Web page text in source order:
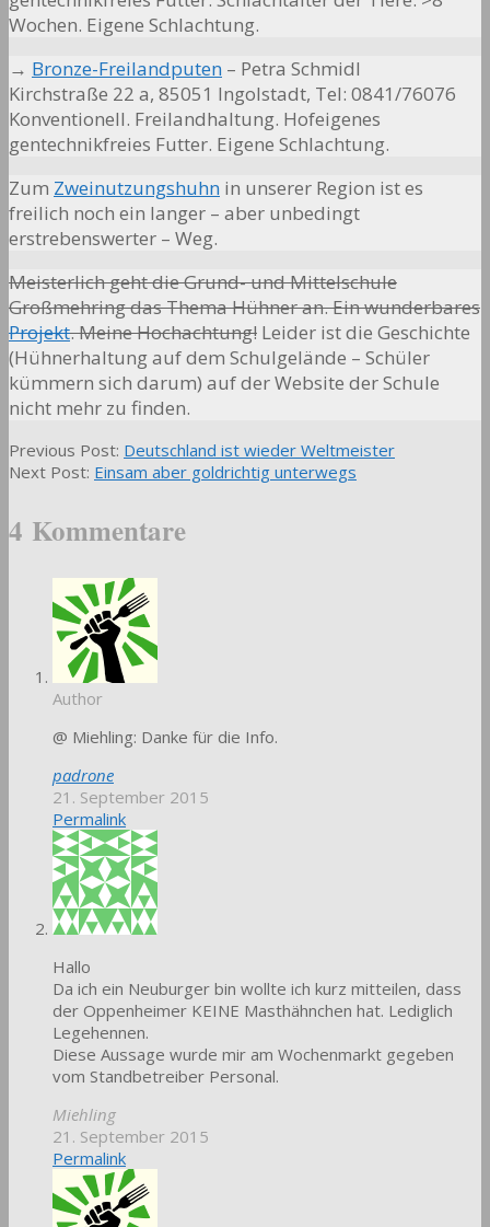
Wochen. Eigene Schlachtung.
→ Bronze-Freilandputen – Petra Schmidl
Kirchstraße 22 a, 85051 Ingolstadt, Tel: 0841/76076
Konventionell. Freilandhaltung. Hofeigenes
gentechnikfreies Futter. Eigene Schlachtung.
Zum Zweinutzungshuhn in unserer Region ist es
freilich noch ein langer – aber unbedingt
erstrebenswerter – Weg.
Meisterlich geht die Grund- und Mittelschule
Großmehring das Thema Hühner an. Ein wunderbares
Projekt. Meine Hochachtung! Leider ist die Geschichte
(Hühnerhaltung auf dem Schulgelände – Schüler
kümmern sich darum) auf der Website der Schule
nicht mehr zu finden.
2014-
07-
Previous Post: Deutschland ist wieder Weltmeister
Next Post: Einsam aber goldrichtig unterwegs
4 Kommentare
Author
@ Miehling: Danke für die Info.
padrone
21. September 2015
Permalink
Hallo
Da ich ein Neuburger bin wollte ich kurz mitteilen, dass
der Oppenheimer KEINE Masthähnchen hat. Lediglich
Legehennen.
Diese Aussage wurde mir am Wochenmarkt gegeben
vom Standbetreiber Personal.
Miehling
21. September 2015
Permalink